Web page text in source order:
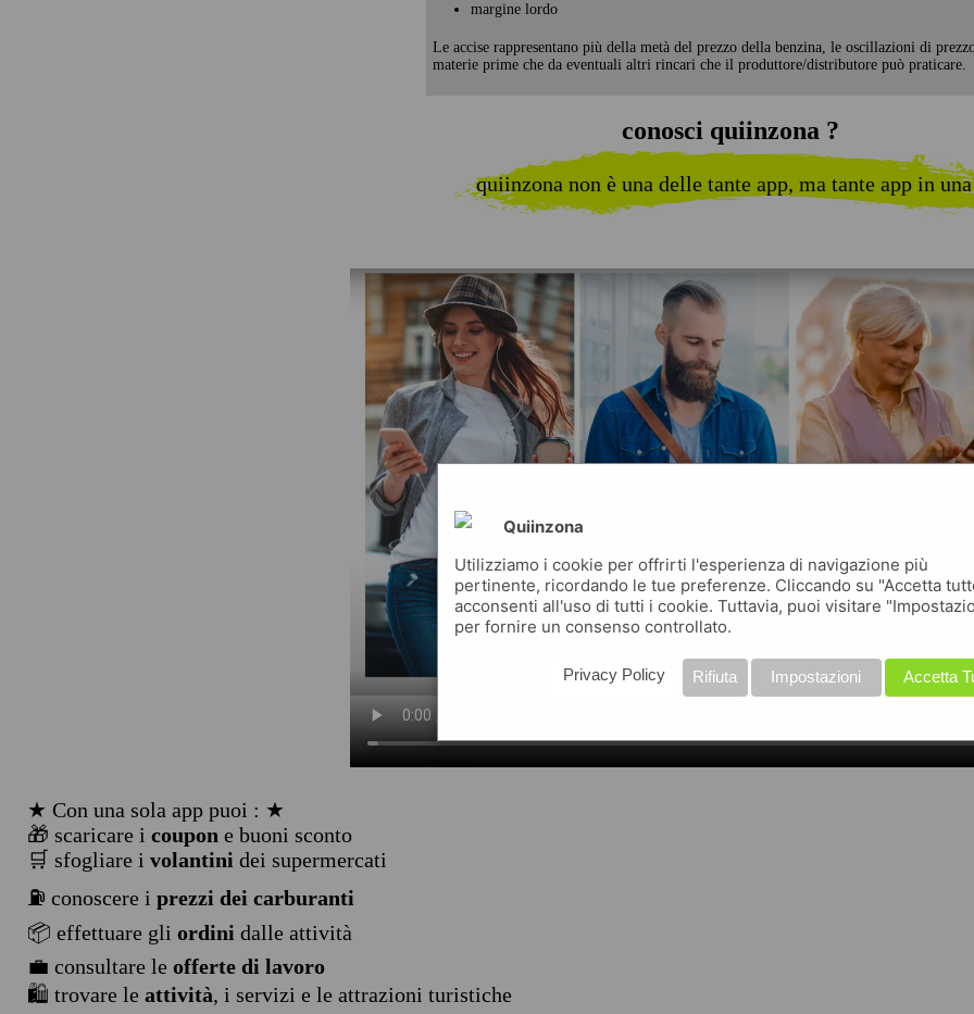
margine lordo
Le accise rappresentano più della metà del prezzo della benzina, le oscillazioni di
materie prime che da eventuali altri rincari che il produttore/distributore può praticare.
conosci quiinzona ?
quiinzona non è una delle tante app, ma tante app in
★ Con una sola app puoi : ★
🎁 scaricare i coupon e buoni sconto
🛒 sfogliare i volantini dei supermercati
⛽ conoscere i prezzi dei carburanti
📦 effettuare gli ordini dalle attività
💼 consultare le offerte di lavoro
🛍️ trovare le attività, i servizi e le attrazioni turistiche
Quiinzona
Utilizziamo i cookie per offrirti l'esperienza di navigazione più
pertinente, ricordando le tue preferenze. Cliccando su "Accetta
acconsenti all'uso di tutti i cookie. Tuttavia, puoi visitare
per fornire un consenso controllato.
Accetta
Impostazioni
Rifiuta
Privacy Policy